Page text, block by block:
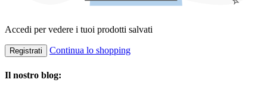
Accedi per vedere i tuoi prodotti salvati
Registrati Continua lo shopping
Il nostro blog: